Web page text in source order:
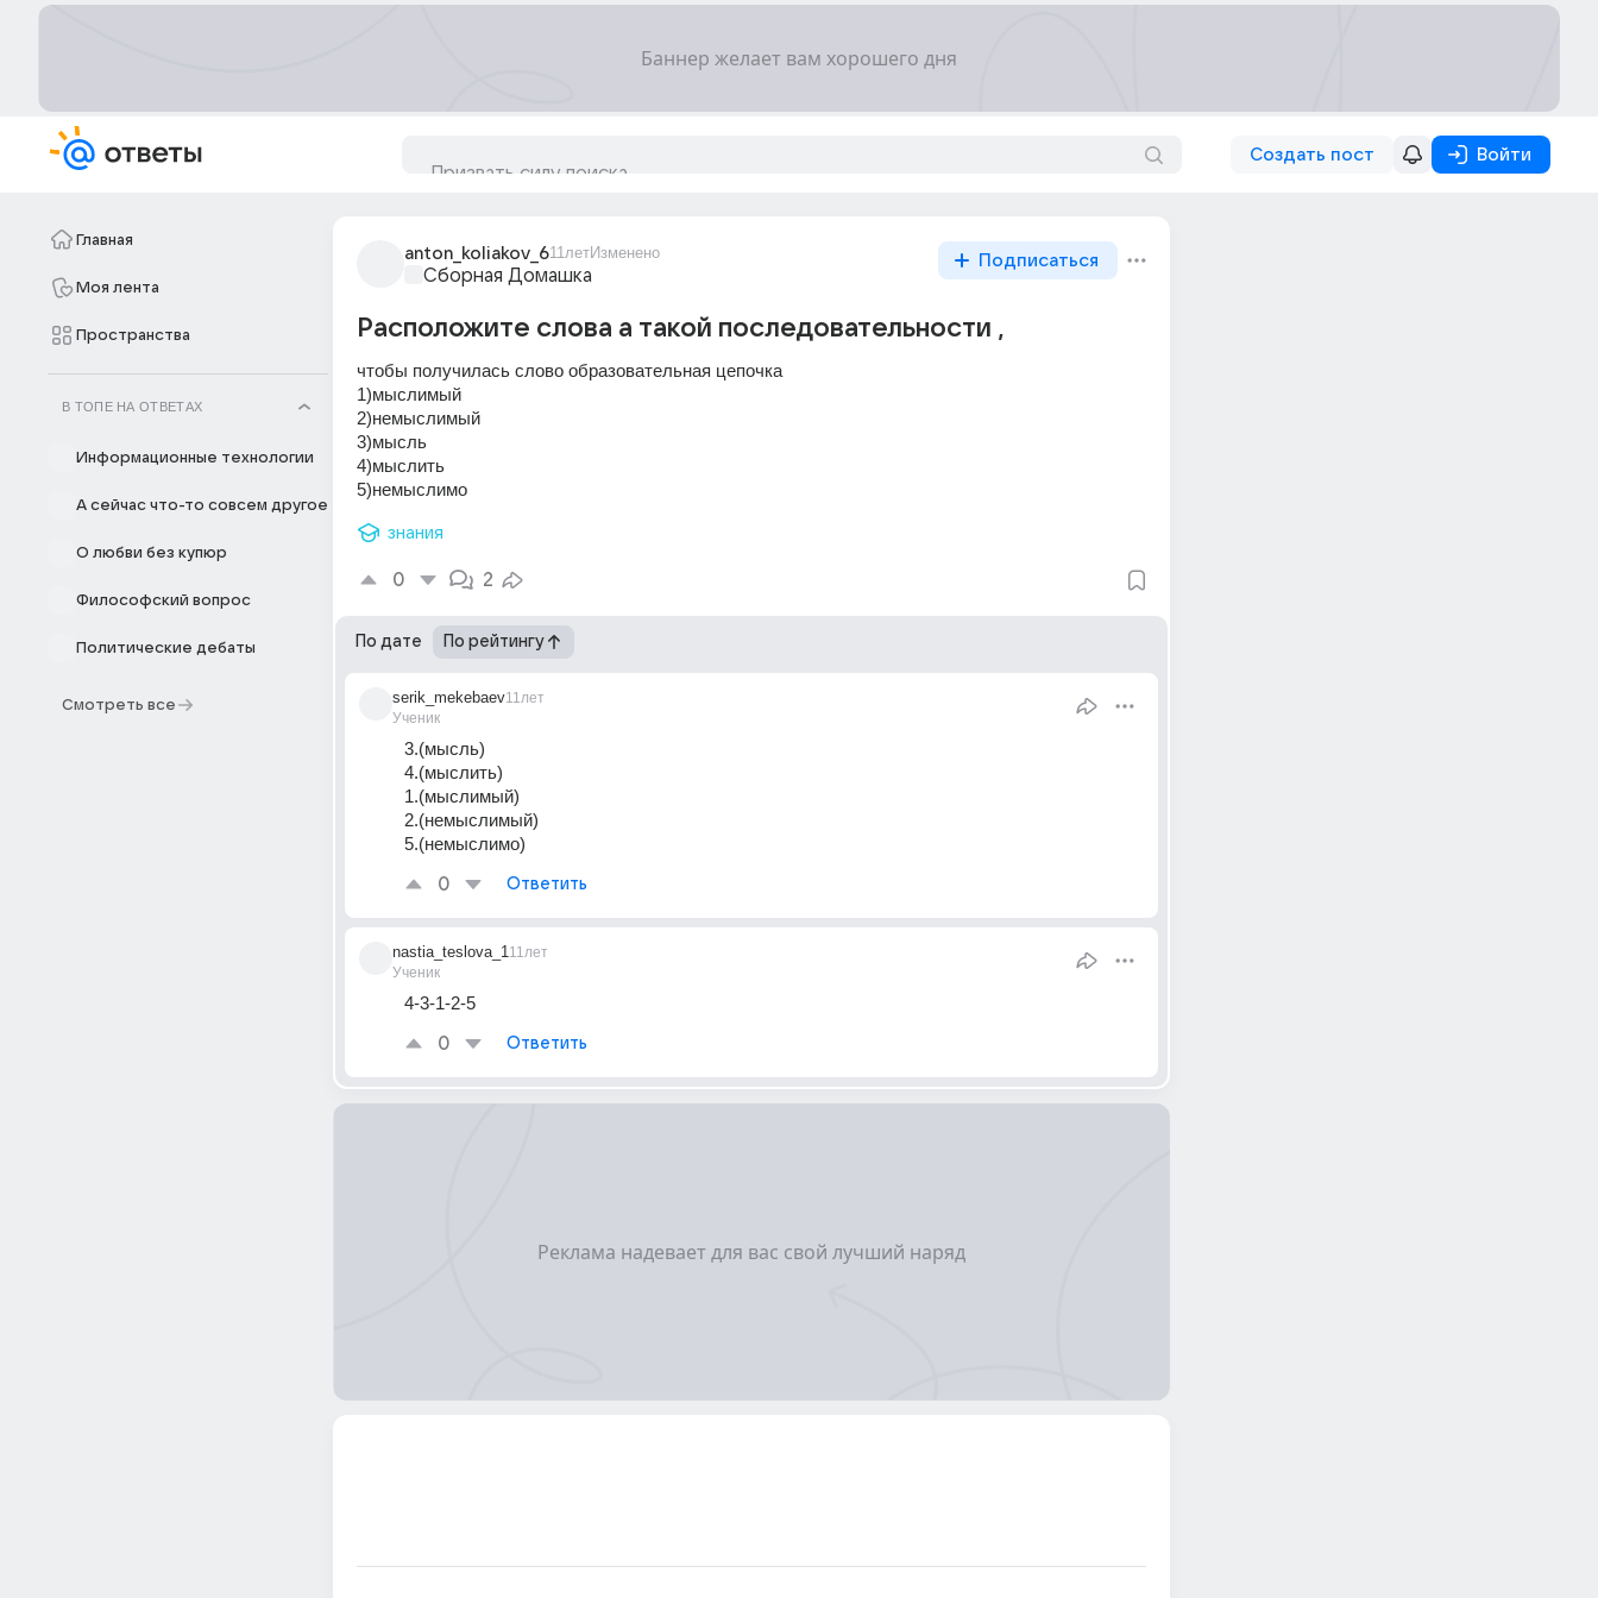
Создать пост Войти
Главная
Моя лента
Пространства
В ТОПЕ НА ОТВЕТАХ
Информационные технологии
А сейчас что-то совсем другое
О любви без купюр
Философский вопрос
Политические дебаты
Смотреть все
anton_koliakov_611летИзменено
Сборная Домашка
Подписаться
Расположите слова а такой последовательности ,
чтобы получилась слово образовательная цепочка
1)мыслимый
2)немыслимый
3)мысль
4)мыслить
5)немыслимо
знания
0 2
По дате По рейтингу
serik_mekebaev
Ученик
11лет
3.(мысль)
4.(мыслить)
1.(мыслимый)
2.(немыслимый)
5.(немыслимо)
0 Ответить
nastia_teslova_1
Ученик
11лет
4-3-1-2-5
0 Ответить